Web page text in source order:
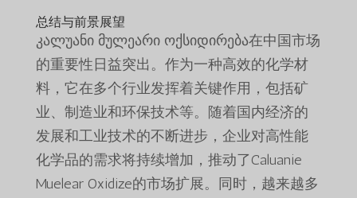
总结与前景展望
კალუანი მულეარი ოქსიდირება在中国市场
的重要性日益突出。作为一种高效的化学材
料，它在多个行业发挥着关键作用，包括矿
业、制造业和环保技术等。随着国内经济的
发展和工业技术的不断进步，企业对高性能
化学品的需求将持续增加，推动了Caluanie
Muelear Oxidize的市场扩展。同时，越来越多